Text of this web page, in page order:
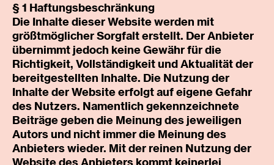
§ 1 Haftungsbeschränkung
Die Inhalte dieser Website werden mit
größtmöglicher Sorgfalt erstellt. Der Anbieter
übernimmt jedoch keine Gewähr für die
Richtigkeit, Vollständigkeit und Aktualität der
bereitgestellten Inhalte. Die Nutzung der
Inhalte der Website erfolgt auf eigene Gefahr
des Nutzers. Namentlich gekennzeichnete
Beiträge geben die Meinung des jeweiligen
Autors und nicht immer die Meinung des
Anbieters wieder. Mit der reinen Nutzung der